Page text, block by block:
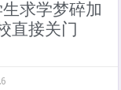
求学梦碎加
直接关门